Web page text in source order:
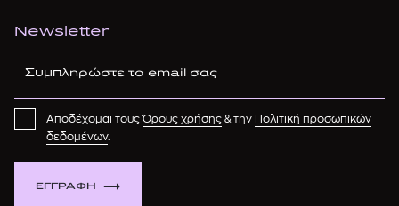
Newsletter
ΕΓΓΡΑΦΗ
Αποδέχομαι τουςΌρους χρήσης & την
Πολιτική προσωπικών
δεδομένων.